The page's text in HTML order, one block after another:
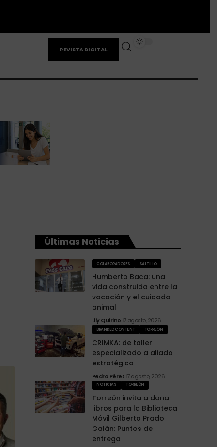
REVISTA DIGITAL
Últimas Noticias
COLABORADORES SALTILLO
Humberto Baca: una
vida construida entre la
vocación y el cuidado
animal
Lily Quirino 7 agosto, 2026
BRANDED CONTENT TORREÓN
CRIMKA: de taller
especializado a aliado
estratégico
Pedro Pérez 7 agosto, 2026
NOTICIAS TORREÓN
Torreón invita a donar
libros para la Biblioteca
Móvil Gilberto Prado
Galán: Puntos de
entrega